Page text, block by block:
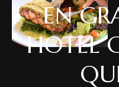
EN
HOTEL